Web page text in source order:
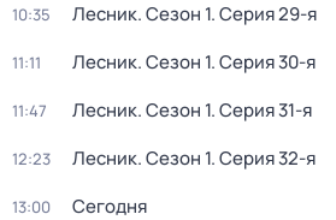
10:35 Лесник. Сезон 1. Серия 29-я
11:11 Лесник. Сезон 1. Серия 30-я
11:47 Лесник. Сезон 1. Серия 31-я
12:23 Лесник. Сезон 1. Серия 32-я
13:00 Сегодня